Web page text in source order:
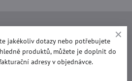
jakékoliv dotazy nebo potřebujete
produktů, můžete je doplnit do
adresy v objednávce.